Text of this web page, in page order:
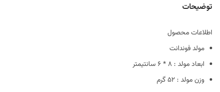
توضیحات
اطلاعات محصول
مولد فوندانت
ابعاد مولد : 8 * 6 سانتیمتر
وزن مولد : 52 گرم